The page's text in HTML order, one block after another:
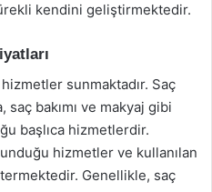
kendini geliştirmektedir.
sunmaktadır. Saç
bakımı ve makyaj gibi
başlıca hizmetlerdir.
hizmetler ve kullanılan
Genellikle, saç